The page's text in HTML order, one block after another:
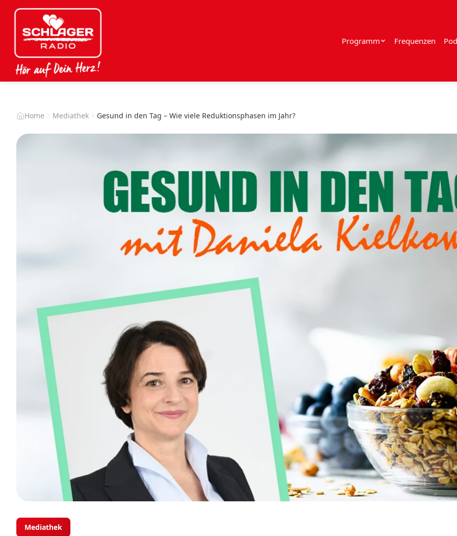
Programm Frequenzen
Home Mediathek Gesund in den Tag – Wie viele Reduktionsphasen im Jahr?
Mediathek